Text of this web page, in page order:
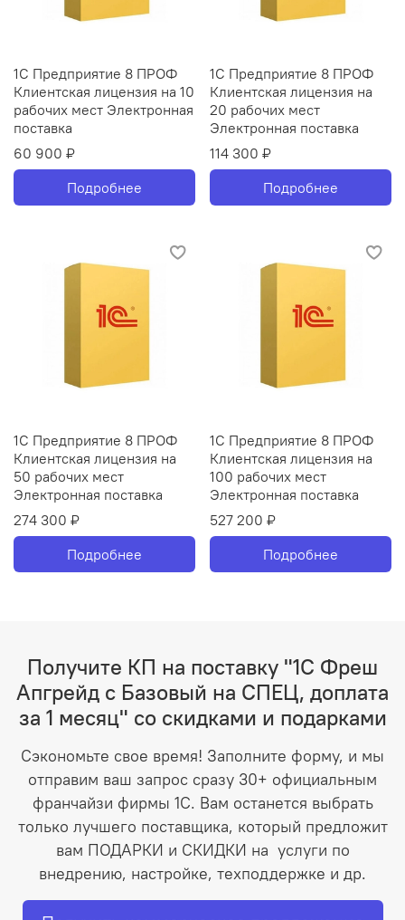
1С Предприятие 8 ПРОФ
Клиентская лицензия на 10
рабочих мест Электронная
поставка
60 900 ₽
Подробнее
1С Предприятие 8 ПРОФ
Клиентская лицензия на
20 рабочих мест
Электронная поставка
114 300 ₽
Подробнее
1С Предприятие 8 ПРОФ
Клиентская лицензия на
50 рабочих мест
Электронная поставка
274 300 ₽
Подробнее
1С Предприятие 8 ПРОФ
Клиентская лицензия на
100 рабочих мест
Электронная поставка
527 200 ₽
Подробнее
Получите КП на поставку "1С Фреш
Апгрейд с Базовый на СПЕЦ, доплата
за 1 месяц" со скидками и подарками
Сэкономьте свое время! Заполните форму, и мы
отправим ваш запрос сразу 30+ официальным
франчайзи фирмы 1С. Вам останется выбрать
только лучшего поставщика, который предложит
вам ПОДАРКИ и СКИДКИ на услуги по
внедрению, настройке, техподдержке и др.